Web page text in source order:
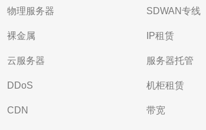
物理服务器
裸金属
云服务器
DDoS
CDN
SDWAN专线
IP租赁
服务器托管
机柜租赁
带宽